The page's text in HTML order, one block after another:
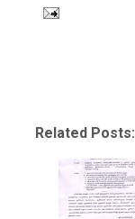
Related Posts: